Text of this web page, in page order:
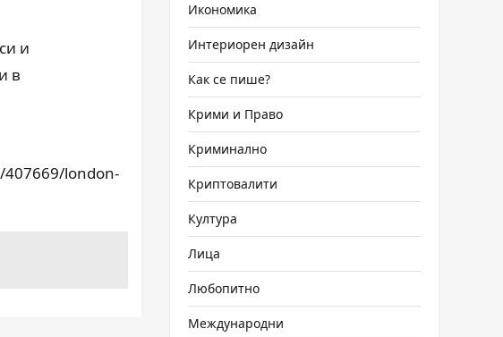
и
в
407669/london-
Икономика
Интериорен дизайн
Как се пише?
Крими и Право
Криминално
Криптовалити
Култура
Лица
Любопитно
Международни